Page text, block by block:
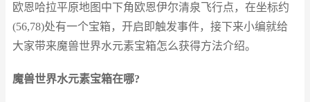
欧恩哈拉平原地图中下角欧恩伊尔清泉飞行点，在坐标约
(56,78)处有一个宝箱，开启即触发事件，接下来小编就给
大家带来魔兽世界水元素宝箱怎么获得方法介绍。
魔兽世界水元素宝箱在哪?